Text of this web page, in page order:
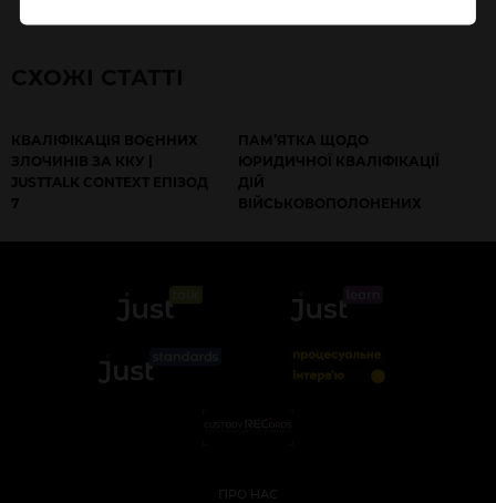
КВАЛІФІКАЦІЯ ВОЄННИХ
ЗЛОЧИНІВ ЗА ККУ |
JUSTTALK CONTEXT ЕПІЗОД
7
ПАМ’ЯТКА ЩОДО
ЮРИДИЧНОЇ КВАЛІФІКАЦІЇ
ДІЙ
ВІЙСЬКОВОПОЛОНЕНИХ
ПРО НАС